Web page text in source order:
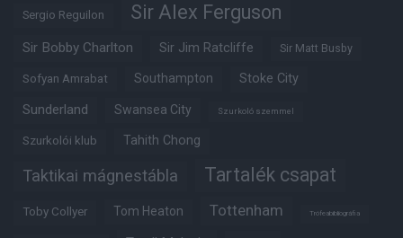
Sergio Reguilon Sir Alex Ferguson
Sir Bobby Charlton Sir Jim Ratcliffe Sir Matt Busby
Sofyan Amrabat Southampton Stoke City
Sunderland Swansea City Szurkoló szemmel
Szurkolói klub Tahith Chong
Taktikai mágnestábla Tartalék csapat
Toby Collyer Tom Heaton Tottenham Trófeabibliográfia